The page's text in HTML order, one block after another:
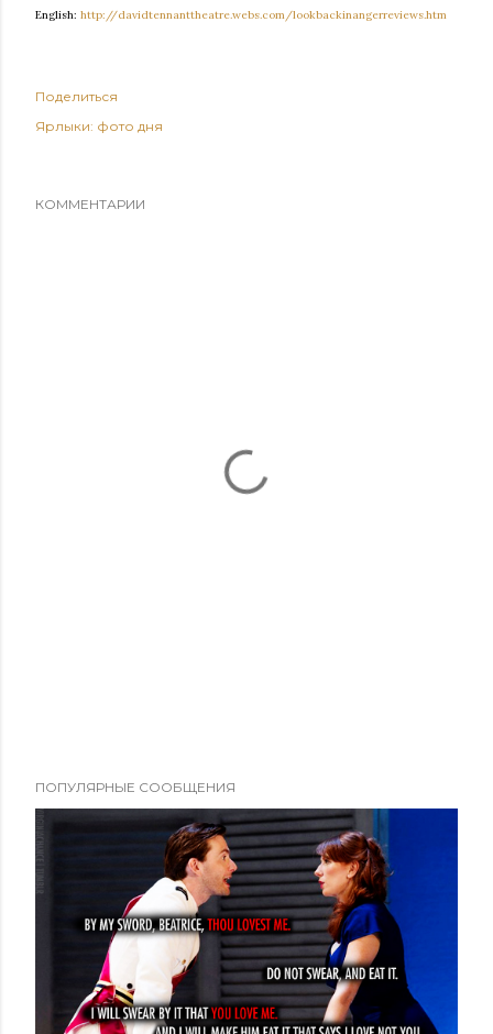
English: http://davidtennanttheatre.webs.com/lookbackinangerreviews.htm
Поделиться
Ярлыки: фото дня
КОММЕНТАРИИ
ПОПУЛЯРНЫЕ СООБЩЕНИЯ